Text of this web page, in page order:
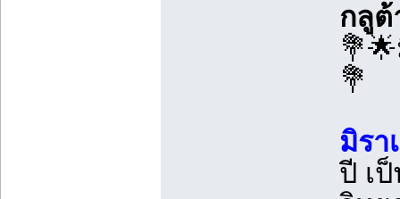
กลูต้
💐
มิรา
ปี เ